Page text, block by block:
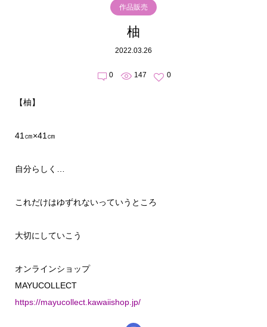
作品販売
柚
2022.03.26
0 147 0
【柚】
41㎝×41㎝
自分らしく…
これだけはゆずれないっていうところ
大切にしていこう
オンラインショップ
MAYUCOLLECT
https://mayucollect.kawaiishop.jp/